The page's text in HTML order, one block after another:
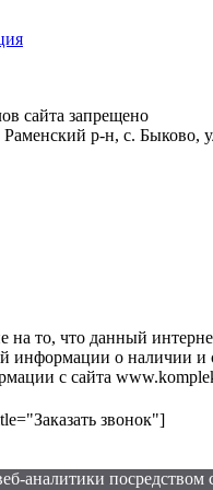
сайта запрещено
Раменский р-н, с. Быково,
то, что данный
информации о наличии и
с сайта
звонок"]
аналитики